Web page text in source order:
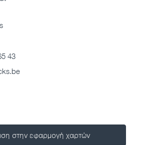
43
στην εφαρμογή χαρτών